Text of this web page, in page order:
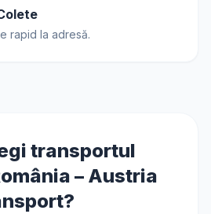
rapid la adresă.
transportul
– Austria